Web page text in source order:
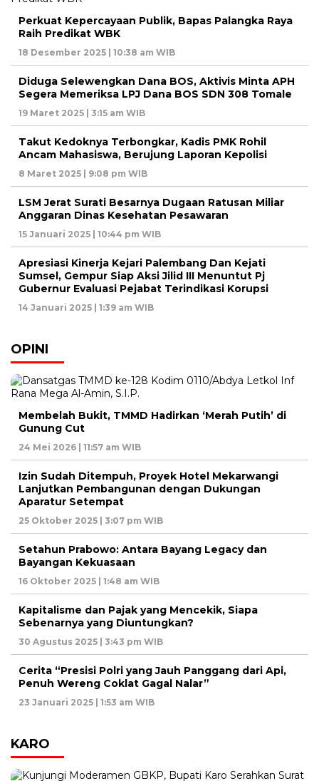
Perkuat Kepercayaan Publik, Bapas Palangka Raya
Raih Predikat WBK
18 Desember 2025 | 10:38 am WIB
Diduga Selewengkan Dana BOS, Aktivis Minta APH
Segera Memeriksa LPJ Dana BOS SDN 308 Tomale
19 Maret 2025 | 3:15 am WIB
Takut Kedoknya Terbongkar, Kadis PMK Rohil
Ancam Mahasiswa, Berujung Laporan Kepolisi
8 Maret 2025 | 9:08 pm WIB
LSM Jerat Surati Besarnya Dugaan Ratusan Miliar
Anggaran Dinas Kesehatan Pesawaran
15 Januari 2025 | 10:44 pm WIB
Apresiasi Kinerja Kejari Palembang Dan Kejati
Sumsel, Gempur Siap Aksi Jilid III Menuntut Pj
Gubernur Evaluasi Pejabat Terindikasi Korupsi
14 Januari 2025 | 1:39 am WIB
OPINI
Membelah Bukit, TMMD Hadirkan ‘Merah Putih’ di
Gunung Cut
24 Mei 2026 | 11:57 am WIB
Izin Sudah Ditempuh, Proyek Hotel Mekarwangi
Lanjutkan Pembangunan dengan Dukungan
Aparatur Setempat
25 Oktober 2025 | 3:07 pm WIB
Setahun Prabowo: Antara Bayang Legacy dan
Bayangan Kekuasaan
16 Oktober 2025 | 1:48 am WIB
Kapitalisme dan Pajak yang Mencekik, Siapa
Sebenarnya yang Diuntungkan?
30 Agustus 2025 | 3:43 pm WIB
Cerita “Presisi Polri yang Jauh Panggang dari Api,
Penuh Wereng Coklat Gagal Nalar”
23 Januari 2025 | 1:53 am WIB
KARO